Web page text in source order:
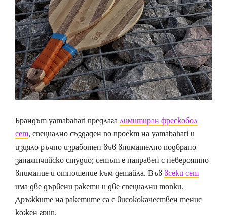
Брандът yamabahari предлагалимитиран фрескобол
сет, специално създаден по проект на yamabahari и
изцяло ръчно изработен във внимателно подбрано
занаятчийско студио; сетът е направен с невероятно
внимание и отношение към детайла. Във всеки сет
има две дървени ракети и две специални топки.
Дръжките на ракетите са с висококачествен тенис
кожен грип.